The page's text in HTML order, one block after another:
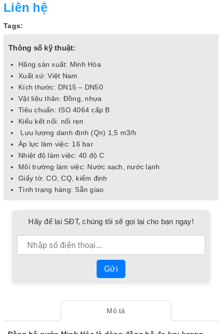
Liên hệ
Tags:
Thông số kỹ thuật:
Hãng sản xuất: Minh Hòa
Xuất xứ: Việt Nam
Kích thước: DN15 – DN50
Vật liệu thân: Đồng, nhựa
Tiêu chuẩn: ISO 4064 cấp B
Kiểu kết nối: nối ren
Lưu lượng danh định (Qn) 1,5 m3/h
Áp lực làm việc: 16 bar
Nhiệt độ làm việc: 40 độ C
Môi trường làm việc: Nước sạch, nước lạnh
Giấy tờ: CO, CQ, kiểm định
Tình trạng hàng: Sẵn giao
Hãy để lại SĐT, chúng tôi sẽ gọi lại cho bạn ngay!
Gửi
Mô tả